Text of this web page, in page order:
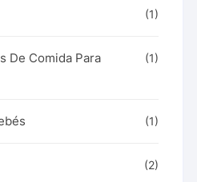
(1)
De Comida Para
(1)
(1)
(2)